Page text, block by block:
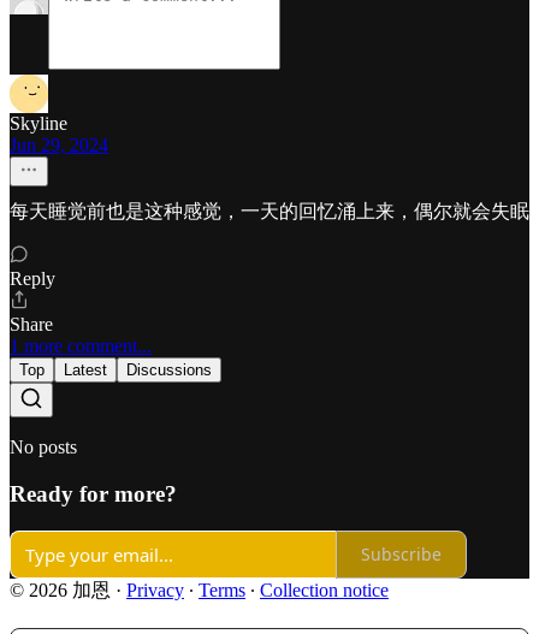
Skyline
Jun 29, 2024
每天睡觉前也是这种感觉，一天的回忆涌上来，偶尔就会失眠
Reply
Share
1 more comment...
Top Latest Discussions
No posts
Ready for more?
Subscribe
© 2026 加恩 · Privacy ∙ Terms ∙ Collection notice